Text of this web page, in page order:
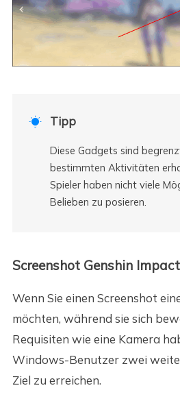
 Tipp
Diese Gadgets sind
bestimmten Aktivitäten
Spieler haben nicht viele
Belieben zu posieren.
Screenshot Genshin
Wenn Sie einen Screenshot
möchten, während sie sich
Requisiten wie eine Kamera
Windows-Benutzer zwei
Ziel zu erreichen.